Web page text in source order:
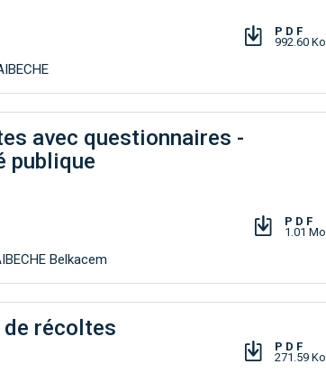
PDF
992.60 Ko
avec questionnaires -
publique
PDF
1.01 Mo
Belkacem
récoltes
PDF
271.59 Ko